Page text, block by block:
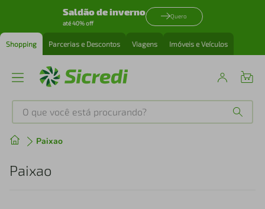
Saldão de inverno
até 40% off
Quero
Shopping Parcerias e Descontos Viagens Imóveis e Veículos
O que você está procurando?
Paixao
Paixao
Produtos mais buscados